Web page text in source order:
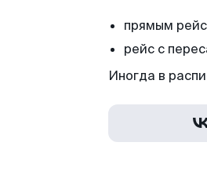
прямым
рейс с
Иногда в